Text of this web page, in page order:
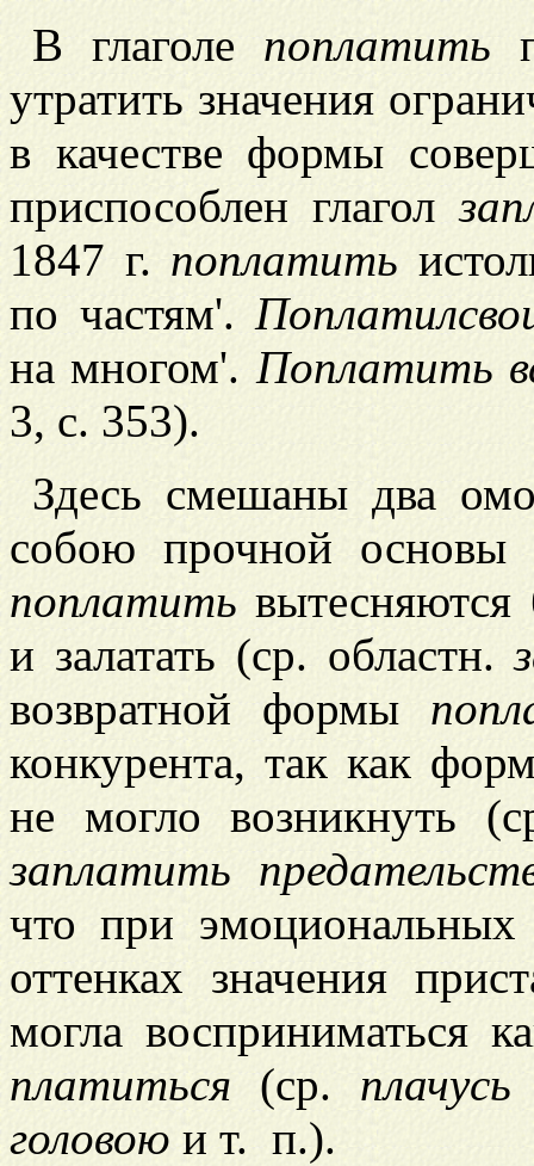
В глаголе поплатить
утратить значения
в качестве формы
приспособлен глагол
1847 г. поплатить
по частям'.
на многом'. Поплатить
3, с. 353).
Здесь смешаны два
собою прочной основы
поплатить
и залатать (ср. областн.
возвратной формы
конкурента, так как
не могло возникнуть
заплатить
что при эмоциональных
оттенках значения
могла восприниматься
платиться (ср. плачусь
головою и т. п.).